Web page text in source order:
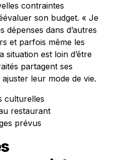
contraintes
son budget. « Je
dépenses dans d’autres
et parfois même les
situation est loin d’être
partagent ses
leur mode de vie.
culturelles
restaurant
prévus